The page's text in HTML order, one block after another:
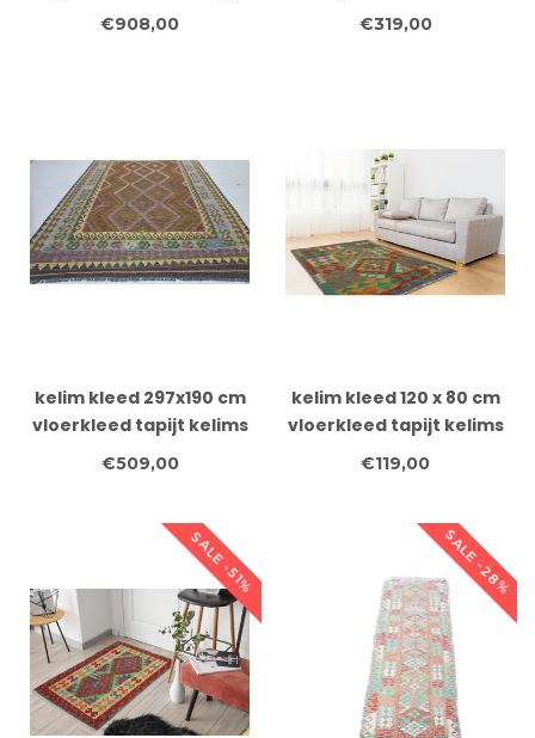
– 290x196 cm – Kleurrijk
€908,00
Kelim Wol Vloerkleed
€319,00
kelim kleed 297x190 cm
vloerkleed tapijt kelims
hand geweven
€509,00
kelim kleed 120 x 80 cm
vloerkleed tapijt kelims
hand geweven
€119,00
SALE -51% SALE -28%